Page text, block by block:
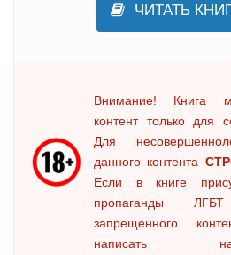
ЧИТАТЬ
Внимание! Книга
контент только для
Для
данного контента
Если в книге
пропаганды
запрещенного
написать